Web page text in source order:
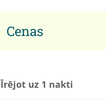
Cenas
Īrējot uz 1 nakti